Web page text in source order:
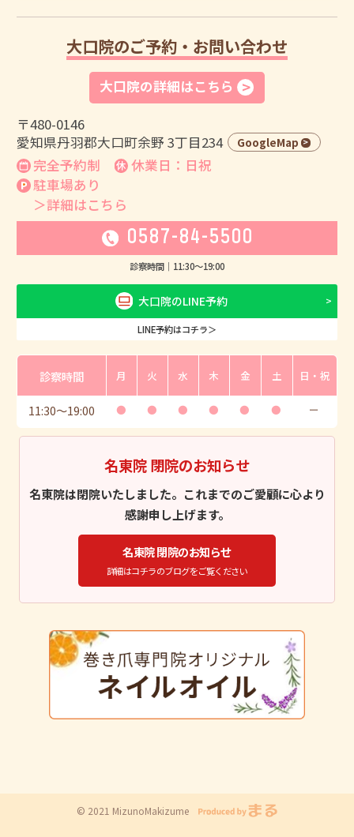
大口院のご予約・お問い合わせ
大口院の詳細はこちら
〒480-0146
愛知県丹羽郡大口町余野 3丁目234
GoogleMap
完全予約制
休業日：日祝
駐車場あり
＞詳細はこちら
0587-84-5500
診察時間｜ 11:30〜19:00
大口院のLINE予約
LINE予約はコチラ＞
診察時間 月 火 水 木 金 土 日・祝
11:30〜19:00 ● ● ● ● ● ● ー
名東院 閉院のお知らせ
名東院は閉院いたしました。これまでのご愛顧に心より
感謝申し上げます。
名東院 閉院のお知らせ
詳細はコチラのブログをご覧ください
© 2021 MizunoMakizume